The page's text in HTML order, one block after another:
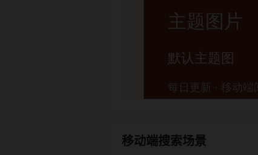
移动端搜索场景